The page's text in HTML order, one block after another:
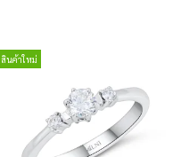
สินค้าใหม่